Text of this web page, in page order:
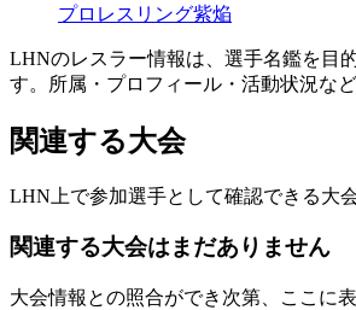
プロレスリング紫焔
LHNのレスラー情報は、選手名鑑を目
す。所属・プロフィール・活動状況な
関連する大会
LHN上で参加選手として確認できる大
関連する大会はまだありません
大会情報との照合ができ次第、ここに表